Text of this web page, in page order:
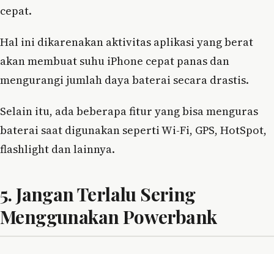
cepat.
Hal ini dikarenakan aktivitas aplikasi yang berat
akan membuat suhu iPhone cepat panas dan
mengurangi jumlah daya baterai secara drastis.
Selain itu, ada beberapa fitur yang bisa menguras
baterai saat digunakan seperti Wi-Fi, GPS, HotSpot,
flashlight dan lainnya.
5. Jangan Terlalu Sering
Menggunakan Powerbank